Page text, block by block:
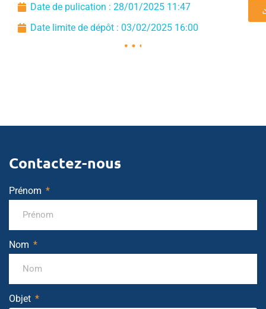
Date de pulication : 28/01/2025 11:47
Date limite de dépôt : 03/02/2025 16:00
Contactez-nous
Prénom
Nom
Objet